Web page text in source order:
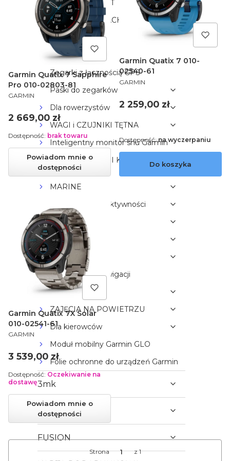
Garmin DESCENT
Garmin APPROACH
Dla kobiet
Dla dzieci
Zegarki z łącznością GPS
Paski do zegarków
Dla rowerzystów
WAGI i CZUJNIKI TĘTNA
Inteligentny monitor snu Garmin
REJESTRATORY I KAMERY
COFANIA
MARINE
Monitorowanie aktywności
GOLF
DLA PSÓW
Nawigacje
Akcesoria do nawigacji
TURYSTYKA
ZAJĘCIA NA POWIETRZU
Dla kierowców
Moduł mobilny Garmin GLO
Folie ochronne do urządzeń Garmin
3mk
TACX
FUSION
Garmin Quatix 7 Sapphire
Pro 010-02803-81
PRODUCENT
GARMIN
Cena
2 669,00 zł
Powiadom mnie o
dostępności
Dostępność: brak towaru
Garmin Quatix 7 010-
02540-61
PRODUCENT
GARMIN
Cena
2 259,00 zł
Do koszyka
Dostępność:na wyczerpaniu
Garmin Quatix 7X Solar
010-02541-61
PRODUCENT
GARMIN
Cena
3 539,00 zł
Powiadom mnie o
dostępności
Dostępność: Oczekiwanie na
dostawę
Strona z 1